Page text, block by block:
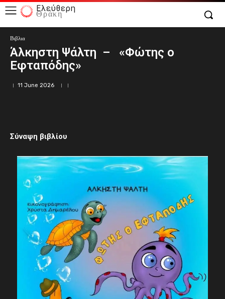
Ελεύθερη
Θράκη
Βιβλια
Άλκηστη Ψάλτη – «Φώτης ο
Εφταπόδης»
11 June 2026
Σύναψη βιβλίου